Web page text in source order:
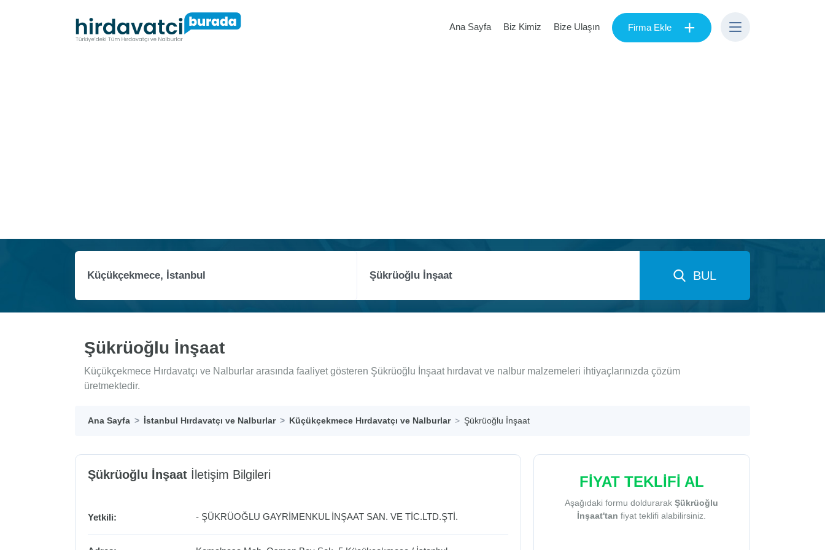
Ana Sayfa Biz Kimiz Bize Ulaşın Firma Ekle +
BUL
Şükrüoğlu İnşaat
Küçükçekmece Hırdavatçı ve Nalburlar arasında faaliyet gösteren Şükrüoğlu İnşaat hırdavat ve nalbur malzemeleri ihtiyaçlarınızda çözüm
üretmektedir.
Ana Sayfa İstanbul Hırdavatçı ve Nalburlar Küçükçekmece Hırdavatçı ve Nalburlar Şükrüoğlu İnşaat
Şükrüoğlu İnşaat İletişim Bilgileri
Yetkili: - ŞÜKRÜOĞLU GAYRİMENKUL İNŞAAT SAN. VE TİC.LTD.ŞTİ.
FİYAT TEKLİFİ AL
Aşağıdaki formu doldurarakŞükrüoğlu
İnşaat'tan fiyat teklifi alabilirsiniz.